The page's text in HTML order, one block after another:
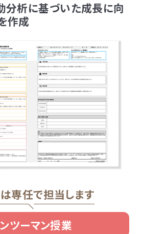
分析に基づいた成長に向
作成
専任で担当します
ツーマン授業